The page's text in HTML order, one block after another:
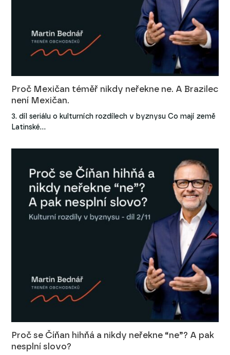
Proč Mexičan téměř nikdy neřekne ne. A Brazilec
není Mexičan.
3. díl seriálu o kulturních rozdílech v byznysu Co mají země
Latinské…
Proč se Číňan hihňá a nikdy neřekne “ne”? A pak
nesplní slovo?